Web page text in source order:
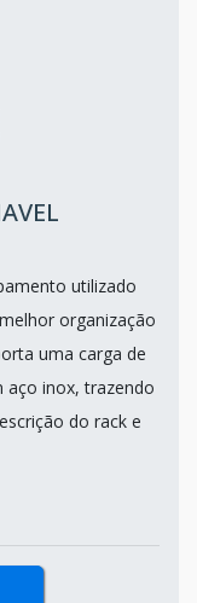
utilizado
organização
uma carga de
aço inox, trazendo
do rack e